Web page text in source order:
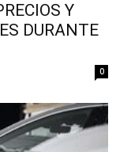
Y
DURANTE
0